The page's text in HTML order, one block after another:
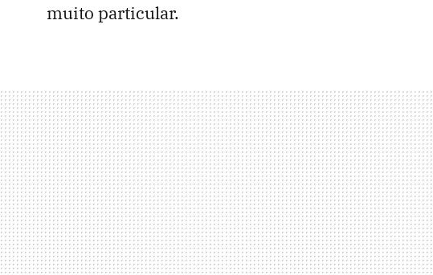
muito particular.